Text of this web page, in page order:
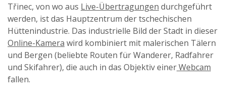
Třinec, von wo aus Live-Übertragungen durchgeführt
werden, ist das Hauptzentrum der tschechischen
Hüttenindustrie. Das industrielle Bild der Stadt in dieser
Online-Kamera wird kombiniert mit malerischen Tälern
und Bergen (beliebte Routen für Wanderer, Radfahrer
und Skifahrer), die auch in das Objektiv einerWebcam
fallen.